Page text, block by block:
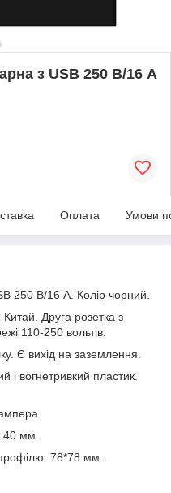
з USB 250 В/16 А
Оплата Умови
250 В/16 А. Колір чорний.
Друга розетка з
110-250 вольтів.
Є вихід на заземлення.
і вогнетривкий пластик.
40 мм.
78*78 мм.